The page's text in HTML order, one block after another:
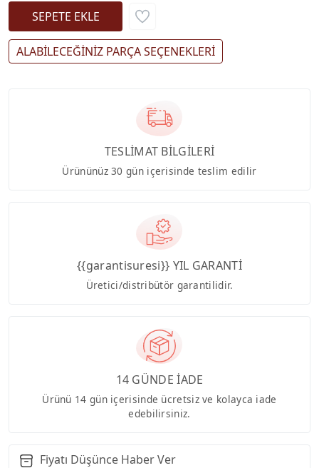
ALABİLECEĞİNİZ PARÇA SEÇENEKLERİ
TESLİMAT BİLGİLERİ
Ürününüz 30 gün içerisinde teslim edilir
{{garantisuresi}} YIL GARANTİ
Üretici/distribütör garantilidir.
14 GÜNDE İADE
Ürünü 14 gün içerisinde ücretsiz ve kolayca iade
edebilirsiniz.
Fiyatı Düşünce Haber Ver